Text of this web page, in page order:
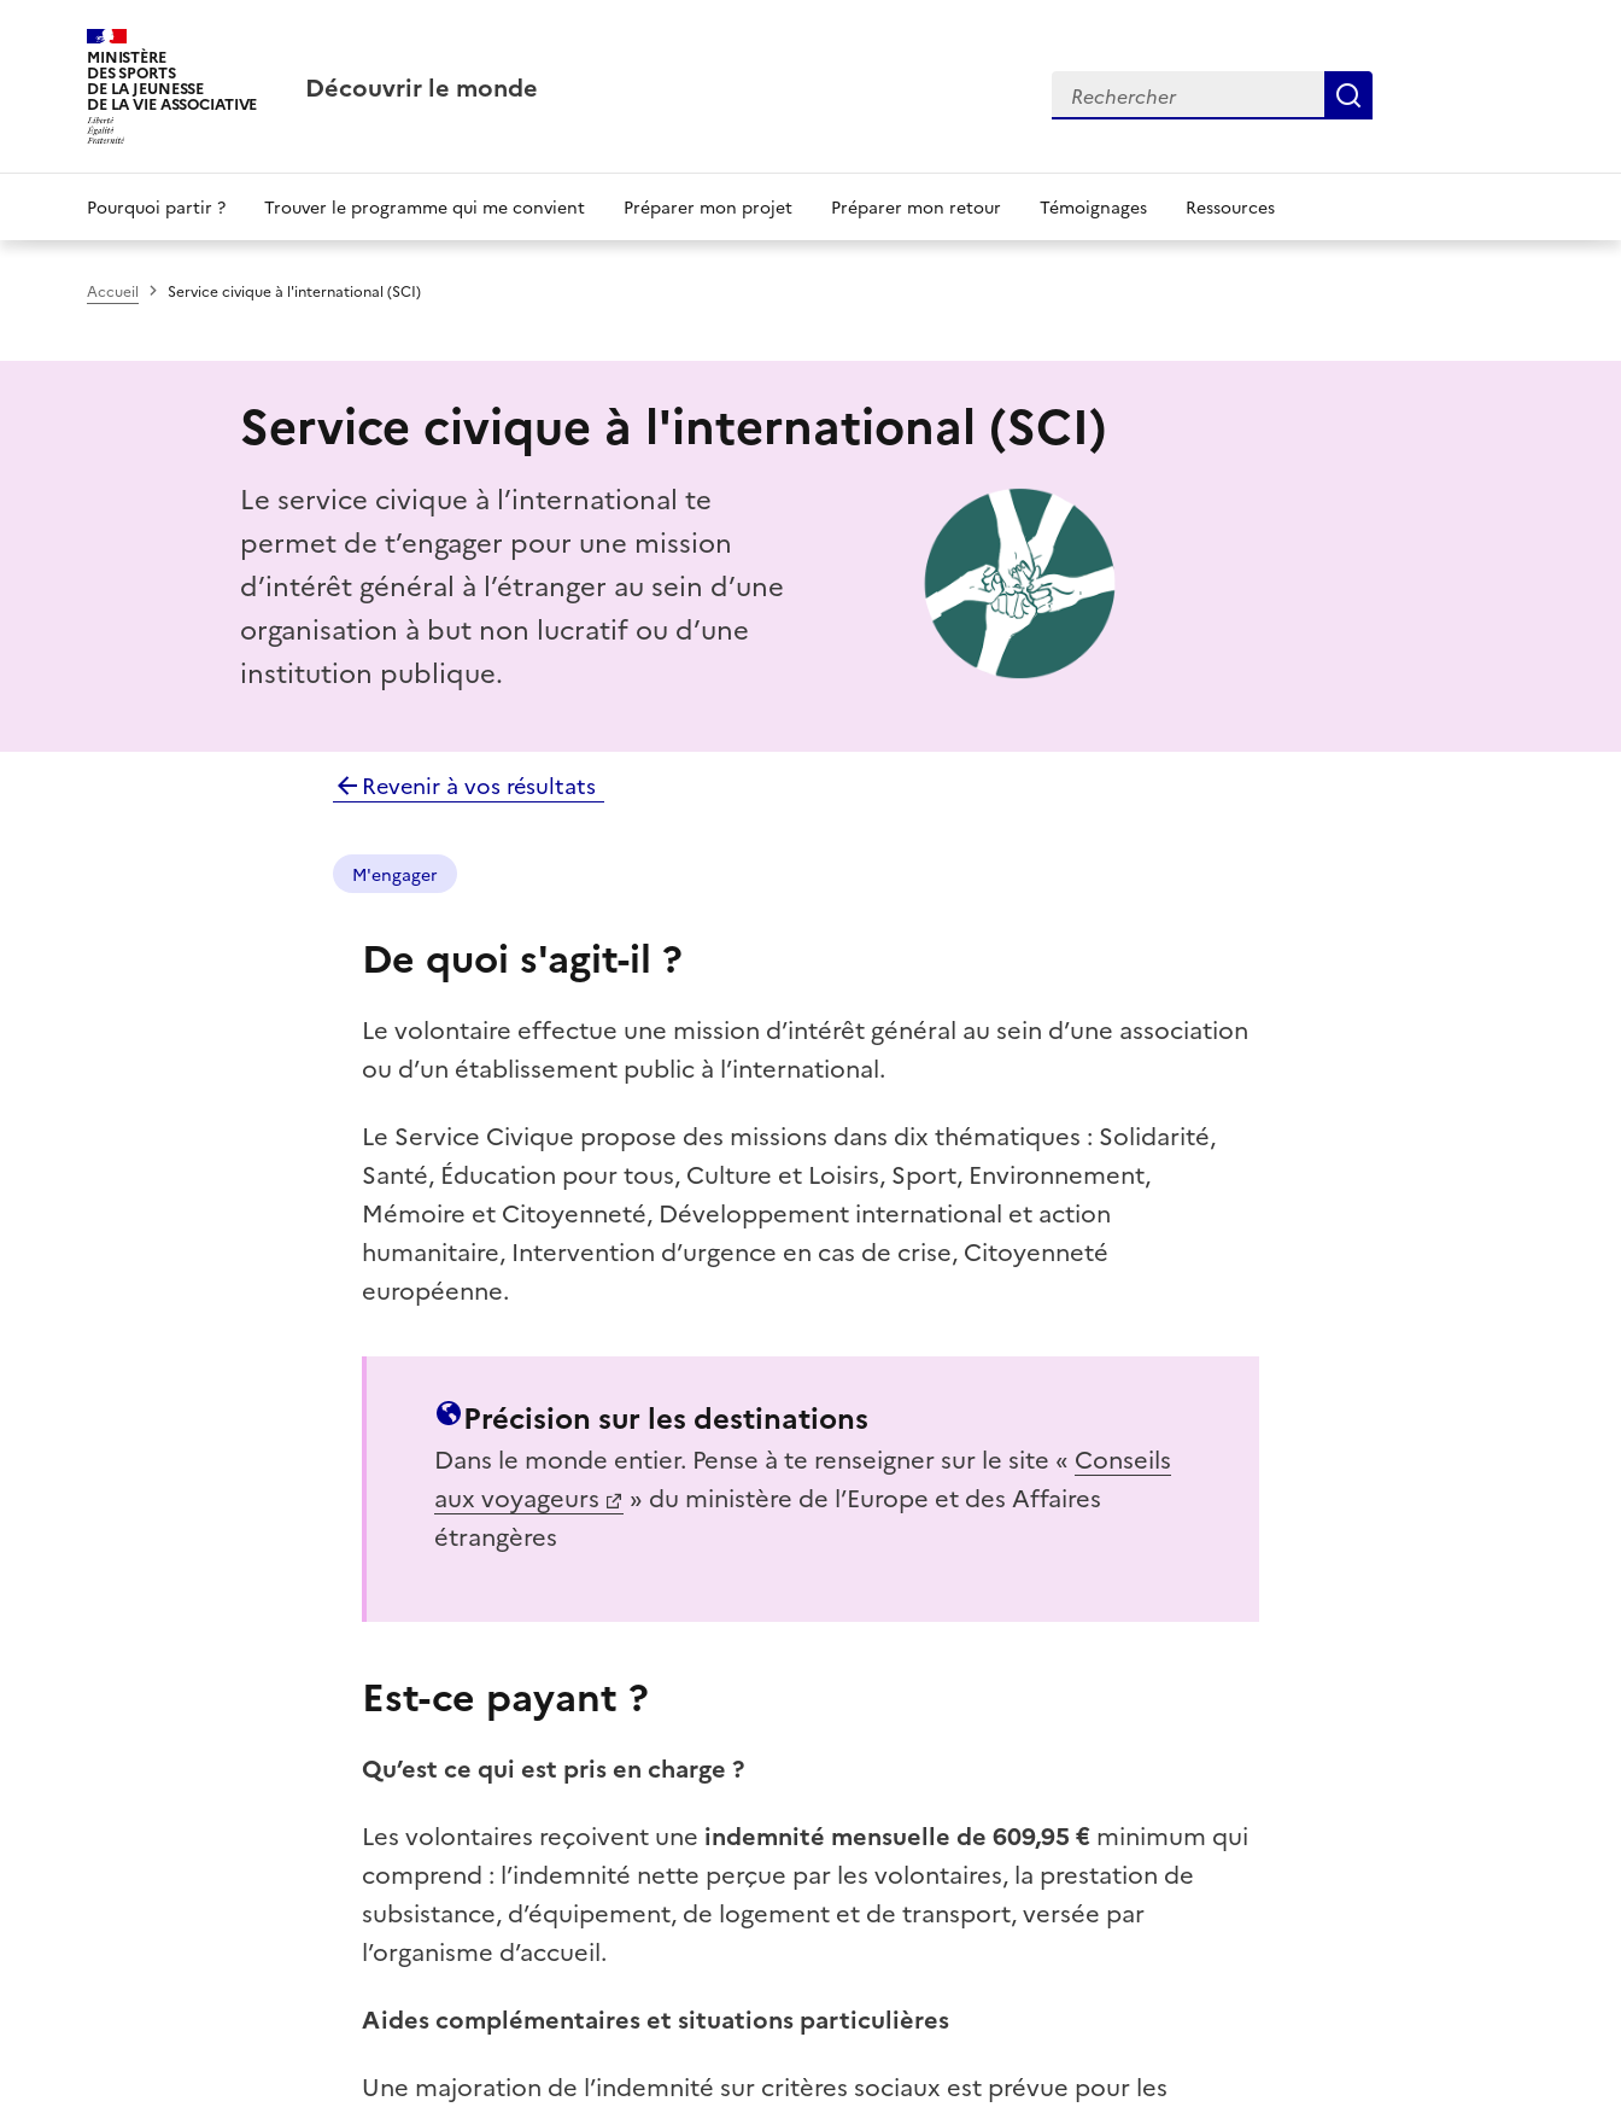
MINISTÈRE
DES SPORTS
DE LA JEUNESSE
DE LA VIE ASSOCIATIVE
Découvrir le monde Rechercher
navigation
Pourquoi partir ? Trouver le programme qui me convient Préparer mon projet Préparer mon retour Témoignages Ressources
Accueil Service civique à l'international (SCI)
Service civique à l'international (SCI)
Le service civique à l’international te
permet de t’engager pour une mission
d’intérêt général à l’étranger au sein d’une
organisation à but non lucratif ou d’une
institution publique.
Revenir à vos résultats
M'engager
De quoi s'agit-il ?
Le volontaire effectue une mission d’intérêt général au sein d’une association
ou d’un établissement public à l’international.
Le Service Civique propose des missions dans dix thématiques : Solidarité,
Santé, Éducation pour tous, Culture et Loisirs, Sport, Environnement,
Mémoire et Citoyenneté, Développement international et action
humanitaire, Intervention d’urgence en cas de crise, Citoyenneté
européenne.
Précision sur les destinations
Dans le monde entier. Pense à te renseigner sur le site « Conseils
aux voyageurs
» du ministère de l’Europe et des Affaires
étrangères
Est-ce payant ?
Qu’est ce qui est pris en charge ?
Les volontaires reçoivent une indemnité mensuelle de 609,95 € minimum qui
comprend : l’indemnité nette perçue par les volontaires, la prestation de
subsistance, d’équipement, de logement et de transport, versée par
l’organisme d’accueil.
Aides complémentaires et situations particulières
Une majoration de l’indemnité sur critères sociaux est prévue pour les